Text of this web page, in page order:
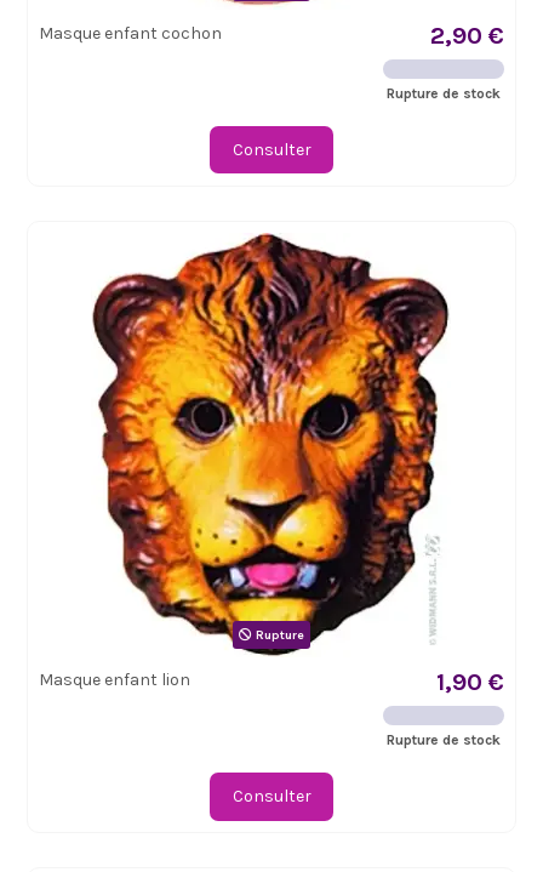
Masque enfant cochon 2,90 €
Rupture de stock
Consulter
Rupture
Masque enfant lion 1,90 €
Rupture de stock
Consulter